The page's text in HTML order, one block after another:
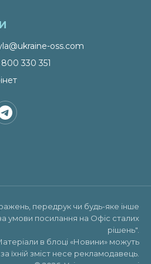
oss.com
330 351
передрук чи будь-яке інше
умови посилання на Офіс сталих
рішень"
в блоці «Новини» можуть
їхній зміст несе рекламодавець.